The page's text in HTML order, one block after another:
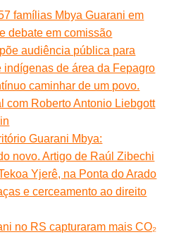
famílias Mbya Guarani em
debate em comissão
audiência pública para
indígenas de área da Fepagro
caminhar de um povo.
com Roberto Antonio Liebgott
Guarani Mbya:
novo. Artigo de Raúl Zibechi
Yjerê, na Ponta do Arado
e cerceamento ao direito
no RS capturaram mais CO₂